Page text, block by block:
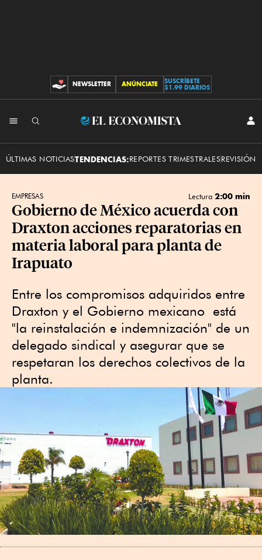
CONTRIBUCIONES
NEWSLETTER ANÚNCIATE
SUSCRÍBETE
$1.99 DIARIOS
El
ÚLTIMAS NOTICIASTENDENCIAS:REPORTES TRIMESTRALESREVISIÓN
EMPRESAS Lectura 2:00 min
Gobierno de México acuerda con
Draxton acciones reparatorias en
materia laboral para planta de
Irapuato
Entre los compromisos adquiridos entre
Draxton y el Gobierno mexicano está
"la reinstalación e indemnización" de un
delegado sindical y asegurar que se
respetaran los derechos colectivos de la
planta.